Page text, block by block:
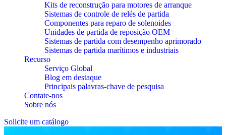
Kits de reconstrução para motores de arranque
Sistemas de controle de relés de partida
Componentes para reparo de solenoides
Unidades de partida de reposição OEM
Sistemas de partida com desempenho aprimorado
Sistemas de partida marítimos e industriais
Recurso
Serviço Global
Blog em destaque
Principais palavras-chave de pesquisa
Contate-nos
Sobre nós
Solicite um catálogo